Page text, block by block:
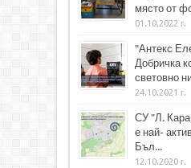
място от
01.10.2022 г.
"Антекс
Добричка
световно
24.10.2021 г.
СУ "Л.
е най-
Бъл...
12.10.2020 г.